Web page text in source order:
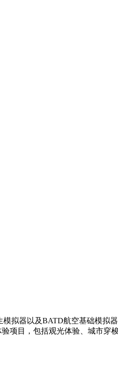
拟器以及BATD航空基础模拟
项目，包括观光体验、城市穿